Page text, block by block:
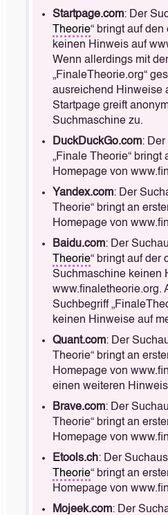
Startpage.com: Der
Theorie“ bringt auf
keinen Hinweis auf
Wenn allerdings mit
„FinaleTheorie.org“
ausreichend Hinweise
Startpage greift
Suchmaschine zu.
DuckDuckGo.com:
„Finale Theorie“ bringt
Homepage von
Yandex.com: Der
Theorie“ bringt an
Homepage von
Baidu.com: Der
Theorie“ bringt auf der
Suchmaschine keinen
www.finaletheorie.org.
Suchbegriff
keinen Hinweise auf
Quant.com: Der
Theorie“ bringt an
Homepage von
einen weiteren
Brave.com: Der
Theorie“ bringt an
Homepage von
Etools.ch: Der
Theorie“ bringt an
Homepage von
Mojeek.com: Der